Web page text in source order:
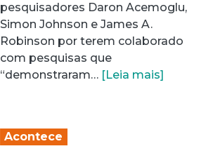
pesquisadores Daron Acemoglu,
Simon Johnson e James A.
Robinson por terem colaborado
com pesquisas que
“demonstraram… [Leia mais]
Acontece